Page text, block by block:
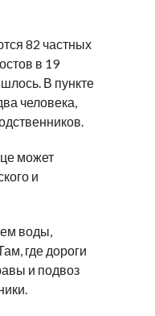
82 частных
в 19
В пункте
человека,
может
и
воды,
где дороги
и подвоз